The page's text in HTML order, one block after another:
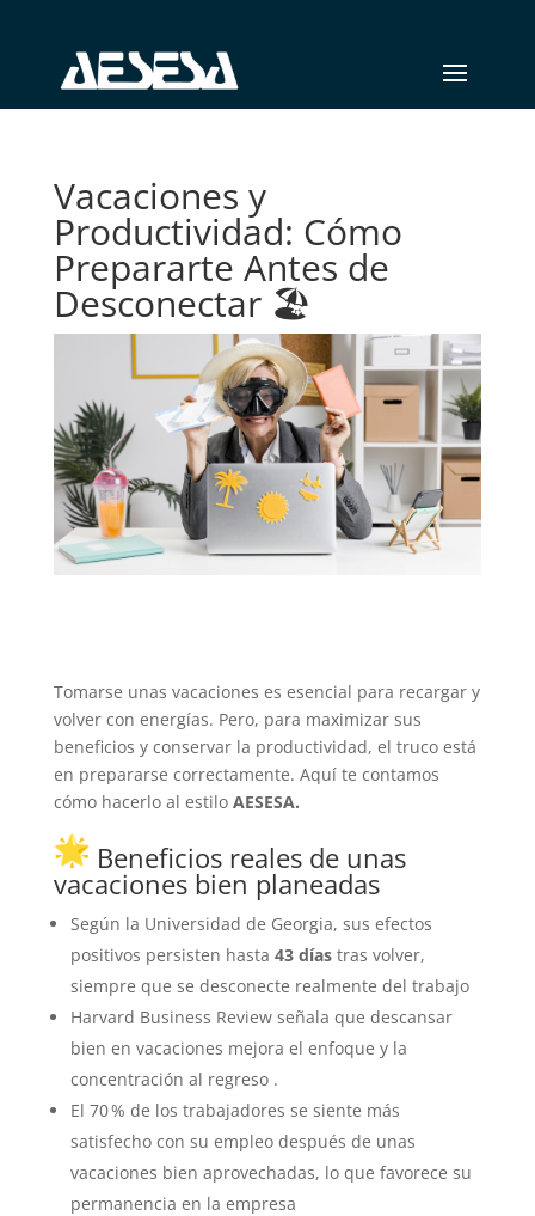
Vacaciones y
Productividad: Cómo
Prepararte Antes de
Desconectar 🏖️
Tomarse unas vacaciones es esencial para recargar y
volver con energías. Pero, para maximizar sus
beneficios y conservar la productividad, el truco está
en prepararse correctamente. Aquí te contamos
cómo hacerlo al estiloAESESA.
Beneficios reales de unas
vacaciones bien planeadas
Según la Universidad de Georgia, sus efectos
positivos persisten hasta 43 díastras volver,
siempre que se desconecte realmente del trabajo
Harvard Business Review señala que descansar
bien en vacaciones mejora el enfoque y la
concentración al regreso .
El 70 % de los trabajadores se siente más
satisfecho con su empleo después de unas
vacaciones bien aprovechadas, lo que favorece su
permanencia en la empresa